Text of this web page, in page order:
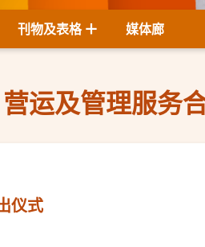
刊物及表格 媒体廊
营运及管理服务
仪式